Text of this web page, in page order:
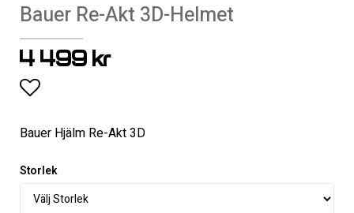
Bauer Re-Akt 3D-Helmet
4 499 kr
Lägg till i favoritlistan
Bauer Hjälm Re-Akt 3D
Storlek